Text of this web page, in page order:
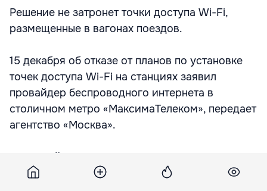
Решение не затронет точки доступа Wi-Fi,
размещенные в вагонах поездов.
15 декабря об отказе от планов по установке
точек доступа Wi-Fi на станциях заявил
провайдер беспроводного интернета в
столичном метро «МаксимаТелеком», передает
агентство «Москва».
Пилотный проект пока не остановлен. Как
сообщили в «МаксимаТелеком», сеть на